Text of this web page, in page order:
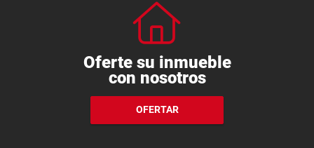
Oferte su inmueble
con nosotros
OFERTAR